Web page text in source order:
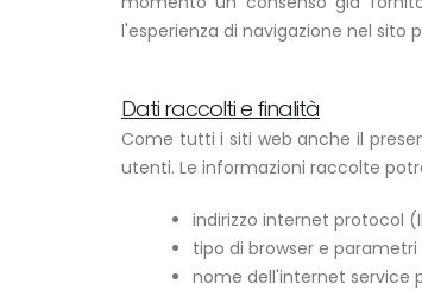
l'esperienza di navigazione nel sito
Dati raccolti e finalità
Come tutti i siti web anche il
utenti. Le informazioni raccolte
indirizzo internet protocol
tipo di browser e
nome dell'internet service